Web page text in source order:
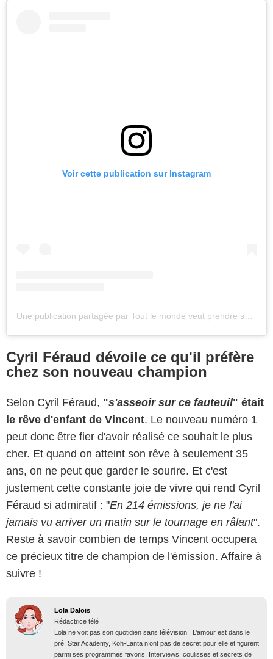
Voir cette publication sur Instagram
Une publication partagée par Tout le monde veut prendre sa place (@tlmvpsp_officiel)
Cyril Féraud dévoile ce qu'il préfère
chez son nouveau champion
Selon Cyril Féraud, "s'asseoir sur ce fauteuil" était
le rêve d'enfant de Vincent. Le nouveau numéro 1
peut donc être fier d'avoir réalisé ce souhait le plus
cher. Et quand on atteint son rêve à seulement 35
ans, on ne peut que garder le sourire. Et c'est
justement cette constante joie de vivre qui rend Cyril
Féraud si admiratif : "En 214 émissions, je ne l'ai
jamais vu arriver un matin sur le tournage en râlant".
Reste à savoir combien de temps Vincent occupera
ce précieux titre de champion de l'émission. Affaire à
suivre !
Lola Dalois
Rédactrice télé
Lola ne voit pas son quotidien sans télévision ! L’amour est dans le
pré, Star Academy, Koh-Lanta n’ont pas de secret pour elle et figurent
parmi ses programmes favoris. Interviews, coulisses et secrets de